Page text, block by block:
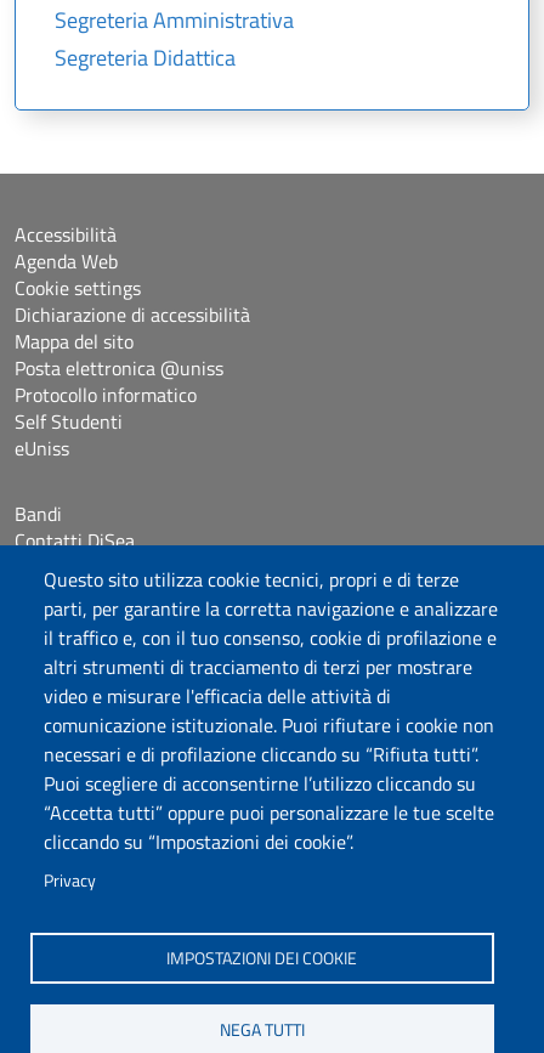
Questo sito utilizza cookie tecnici, propri e di terze
parti, per garantire la corretta navigazione e analizzare
il traffico e, con il tuo consenso, cookie di profilazione e
altri strumenti di tracciamento di terzi per mostrare
video e misurare l'efficacia delle attività di
comunicazione istituzionale. Puoi rifiutare i cookie non
necessari e di profilazione cliccando su “Rifiuta tutti”.
Puoi scegliere di acconsentirne l’utilizzo cliccando su
“Accetta tutti” oppure puoi personalizzare le tue scelte
cliccando su “Impostazioni dei cookie”.
Privacy
IMPOSTAZIONI DEI COOKIE
NEGA TUTTI
Segreteria Amministrativa
Segreteria Didattica
Università degli Studi di Sassari
Dipartimento di Scienze Economiche e Aziendali
Via Muroni 25, 07100 Sassari
Tel: +39 079 213001
Fax: +39 079 213002
E-mail: disea@uniss.it
Coordinate GPS
Accessibilità
Agenda Web
Cookie settings
Dichiarazione di accessibilità
Mappa del sito
Posta elettronica @uniss
Protocollo informatico
Self Studenti
eUniss
Bandi
Contatti DiSea
Occupazione giornaliera aule
Prenotazione Sala riunioni
Seguici su